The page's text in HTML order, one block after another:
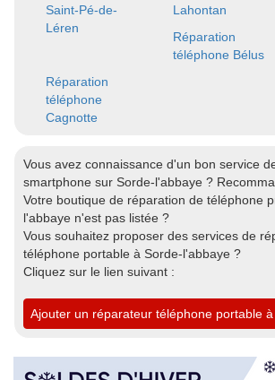
Saint-Pé-de-
Léren
Lahontan
Réparation
téléphone Bélus
Réparation
téléphone
Cagnotte
Vous avez connaissance d'un bon service
smartphone sur Sorde-l'abbaye ?
Votre boutique de réparation de téléphone
l'abbaye n'est pas listée ?
Vous souhaitez proposer des services de
téléphone portable à Sorde-l'abbaye ?
Cliquez sur le lien suivant :
Ajouter un réparateur téléphone portable